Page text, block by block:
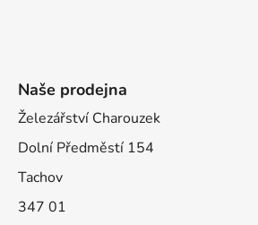
Naše prodejna
Železářství Charouzek
Dolní Předměstí 154
Tachov
347 01